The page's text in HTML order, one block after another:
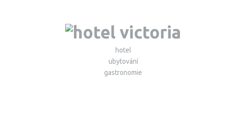
hotel
ubytování
gastronomie